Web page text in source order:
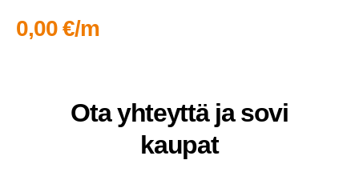
0,00 €/m
Ota yhteyt­tä ja sovi
kaupat